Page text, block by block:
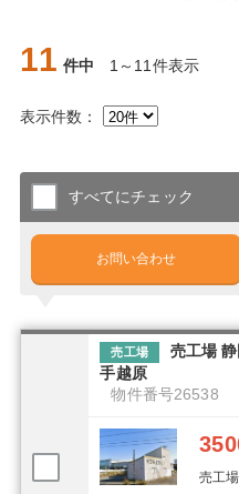
11 件中 1～11件表示
表示件数：
すべてにチェック
お問い合わせ
売工場
売工場
手越原
物件番号26538
売工